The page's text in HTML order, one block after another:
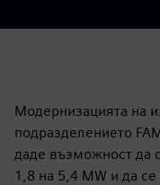
Модернизацията на
подразделението
даде възможност да
1,8 на 5,4 MW и да